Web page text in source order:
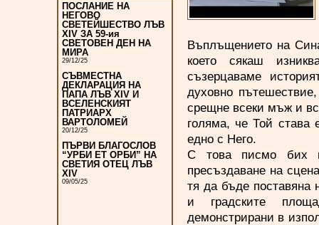
ПОСЛАНИЕ НА
НЕГОВО
СВЕТЕЙШЕСТВО ЛЪВ
XIV ЗА 59-ия
СВЕТОВЕН ДЕН НА
МИРА
29/12/25
СЪВМЕСТНА
ДЕКЛАРАЦИЯ НА
ПАПА ЛЪВ XIV И
ВСЕЛЕНСКИЯТ
ПАТРИАРХ
ВАРТОЛОМЕЙ
20/12/25
ПЪРВИ БЛАГОСЛОВ
“УРБИ ЕТ ОРБИ” НА
СВЕТИЯ ОТЕЦ ЛЪВ
XIV
09/05/25
Въплъщението на
което сякаш
съзерцаваме
духовно
срещне всеки мъж и
голяма, че Той
едно с Него.
С това писмо бих
пресъздаване на
тя да бъде поставяна
и градските
демонстрирани в